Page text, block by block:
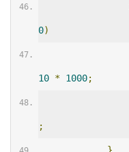
0)
10 * 1000;
;